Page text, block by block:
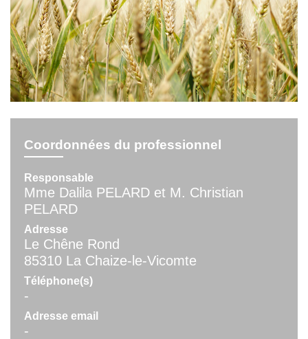
Coordonnées du professionnel
Responsable
Mme Dalila PELARD et M. Christian
PELARD
Adresse
Le Chêne Rond
85310 La Chaize-le-Vicomte
Téléphone(s)
-
Adresse email
-